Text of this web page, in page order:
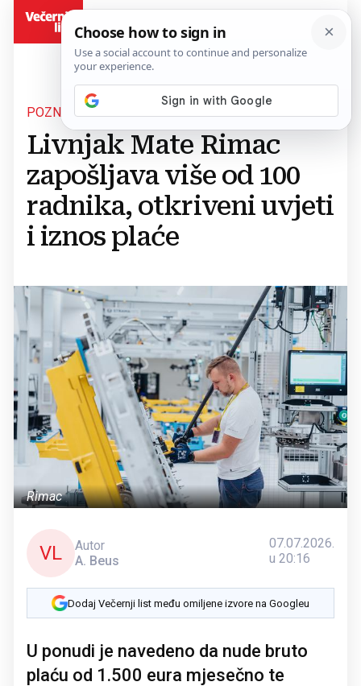
POZNATI DETALJI
Livnjak Mate Rimac
zapošljava više od 100
radnika, otkriveni uvjeti
i iznos plaće
Rimac
VL
Autor
A. Beus
07.07.2026.
u 20:16
Dodaj Večernji list među omiljene izvore na Googleu
U ponudi je navedeno da nude bruto
plaću od 1.500 eura mjesečno te